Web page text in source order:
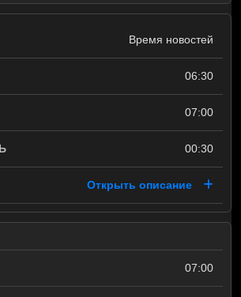
Время новостей
06:30
07:00
00:30
Открыть описание
07:00